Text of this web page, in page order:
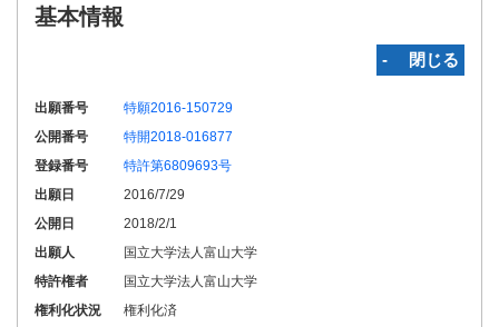
基本情報
‐ 閉じる
出願番号
特願2016-150729
公開番号
特開2018-016877
登録番号
特許第6809693号
出願日
2016/7/29
公開日
2018/2/1
出願人
国立大学法人富山大学
特許権者
国立大学法人富山大学
権利化状況
権利化済